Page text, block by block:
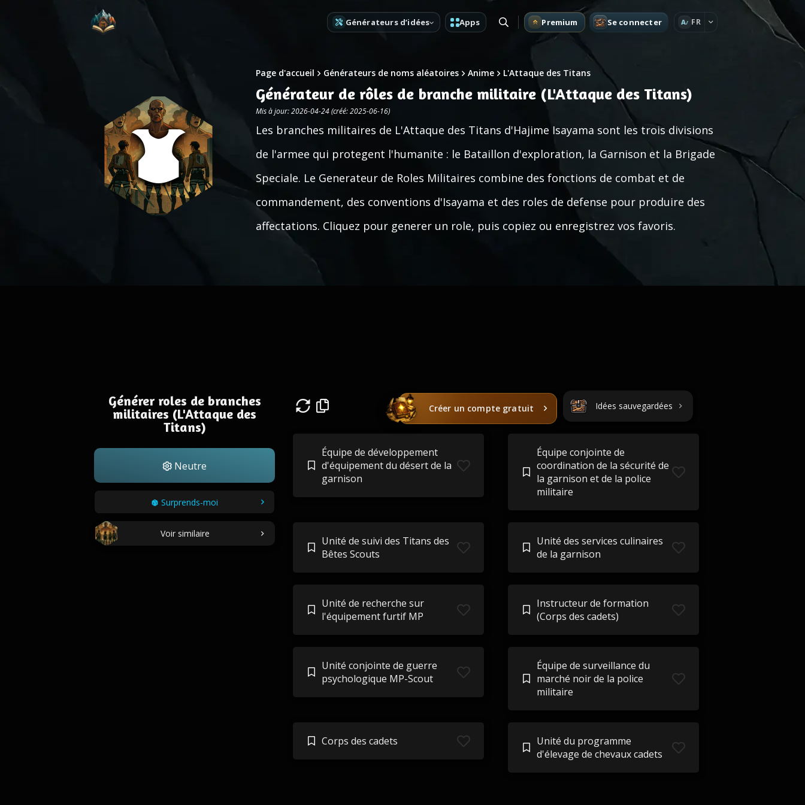
Générateurs d’idées Apps Premium Se connecter A FR
Page d'accueil Générateurs de noms aléatoires Anime L'Attaque des Titans
Générateur de rôles de branche militaire (L'Attaque des Titans)
Mis à jour: 2026-04-24 (créé: 2025-06-16)
Les branches militaires de L'Attaque des Titans d'Hajime Isayama sont les trois divisions
de l'armee qui protegent l'humanite : le Bataillon d'exploration, la Garnison et la Brigade
Speciale. Le Generateur de Roles Militaires combine des fonctions de combat et de
commandement, des conventions d'Isayama et des roles de defense pour produire des
affectations. Cliquez pour generer un role, puis copiez ou enregistrez vos favoris.
Générer roles de branches
militaires (L'Attaque des
Titans)
Neutre
Surprends-moi
Voir similaire
Créer un compte gratuit Idées sauvegardées
Équipe de développement
d'équipement du désert de la
garnison
Équipe conjointe de
coordination de la sécurité de
la garnison et de la police
militaire
Unité de suivi des Titans des
Bêtes Scouts
Unité des services culinaires
de la garnison
Unité de recherche sur
l'équipement furtif MP
Instructeur de formation
(Corps des cadets)
Unité conjointe de guerre
psychologique MP-Scout
Équipe de surveillance du
marché noir de la police
militaire
Corps des cadets
Unité du programme
d'élevage de chevaux cadets